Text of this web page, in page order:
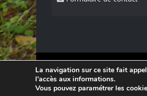
© 2026Lycée Professionnel
Réalisation Frédéric
La navigation sur ce site fait
l'accès aux informations.
Vous pouvez paramétrer les